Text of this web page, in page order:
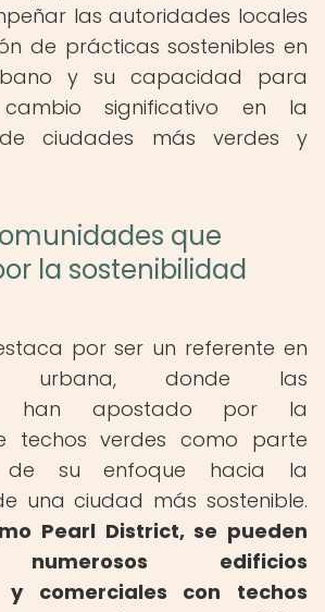
las autoridades locales
de prácticas sostenibles en
y su capacidad para
significativo en la
ciudades más verdes y
que
la sostenibilidad
por ser un referente en
urbana, donde las
han apostado por la
techos verdes como parte
de su enfoque hacia la
una ciudad más sostenible.
Pearl District, se pueden
numerosos edificios
y comerciales con techos